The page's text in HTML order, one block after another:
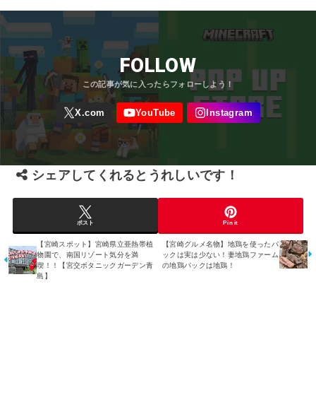
FOLLOW
シェアしてくれるとうれしいです！
ポスト Pin it
【宮崎スポット】宮崎県立亜熱帯植
物園で、南国リゾート気分を満
喫！！【宮交ボタニックガーデン青
島】
【宮崎グルメ名物】地鶏を使ったパ
ックは実は少ない！妻地鶏ファーム
の地鶏パックは地鶏！